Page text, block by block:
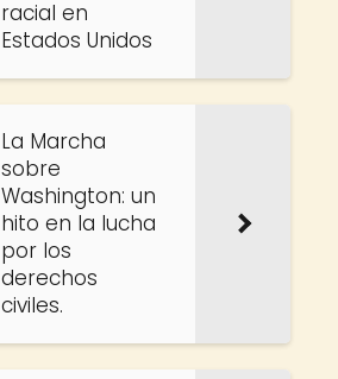
racial en
Estados Unidos
La Marcha
sobre
Washington: un
hito en la lucha
por los
derechos
civiles.